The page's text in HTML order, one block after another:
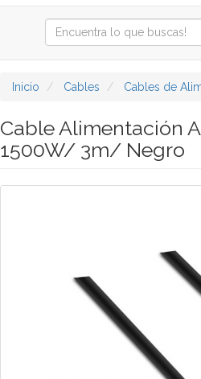
Inicio Cables Cables de
Cable Alimentación
1500W/ 3m/ Negro